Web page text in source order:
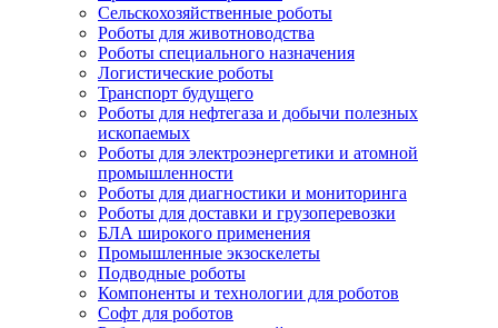
Сельскохозяйственные роботы
Роботы для животноводства
Роботы специального назначения
Логистические роботы
Транспорт будущего
Роботы для нефтегаза и добычи полезных
ископаемых
Роботы для электроэнергетики и атомной
промышленности
Роботы для диагностики и мониторинга
Роботы для доставки и грузоперевозки
БЛА широкого применения
Промышленные экзоскелеты
Подводные роботы
Компоненты и технологии для роботов
Софт для роботов